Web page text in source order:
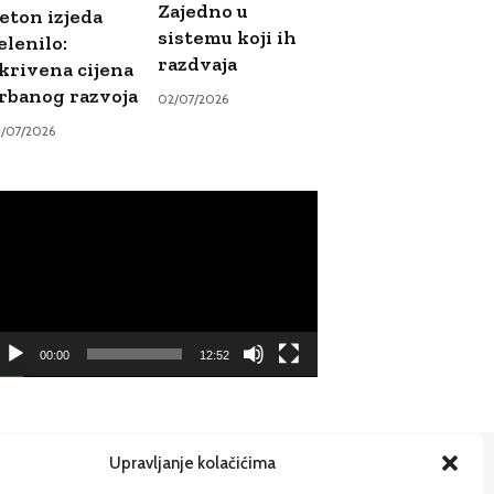
Upravljanje kolačićima
izjeda
cijena
razvoja
07/2026
Zajedno u
sistemu koji ih
razdvaja
02/07/2026
00:00 12:52